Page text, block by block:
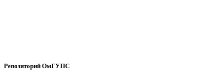
Репозиторий ОмГУПС